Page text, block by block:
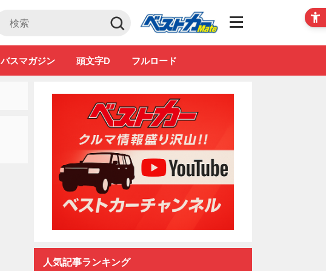
Club
バスマガジン 頭文字D フルロード
人気記事ランキング